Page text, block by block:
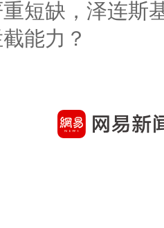
短缺，泽连斯
能力？